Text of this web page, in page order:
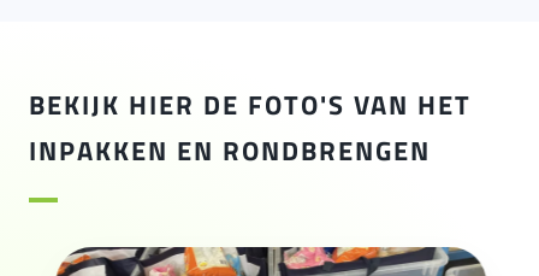
BEKIJK HIER DE FOTO'S VAN HET
INPAKKEN EN RONDBRENGEN